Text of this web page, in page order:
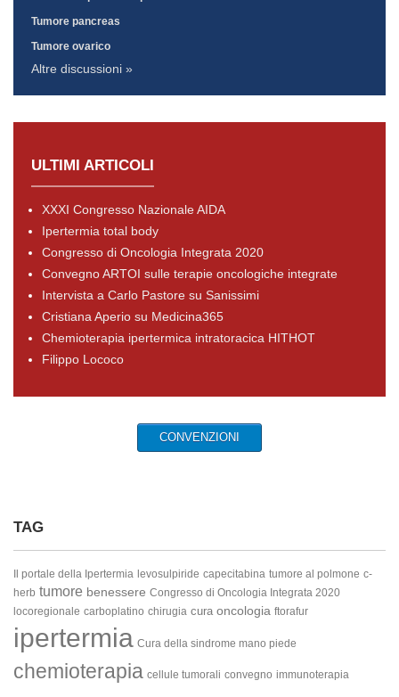
Tumore pancreas
Tumore ovarico
Altre discussioni »
ULTIMI ARTICOLI
XXXI Congresso Nazionale AIDA
Ipertermia total body
Congresso di Oncologia Integrata 2020
Convegno ARTOI sulle terapie oncologiche integrate
Intervista a Carlo Pastore su Sanissimi
Cristiana Aperio su Medicina365
Chemioterapia ipertermica intratoracica HITHOT
Filippo Lococo
CONVENZIONI
TAG
Il portale della Ipertermia levosulpiride capecitabina tumore al polmone c-
herb tumore benessere Congresso di Oncologia Integrata 2020
locoregionale carboplatino chirugia cura oncologia ftorafur
ipertermia Cura della sindrome mano piede
chemioterapia cellule tumorali convegno immunoterapia